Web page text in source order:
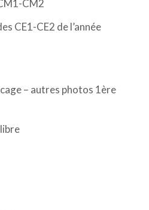
CM2
CE1-CE2 de l’année
– autres photos 1ère